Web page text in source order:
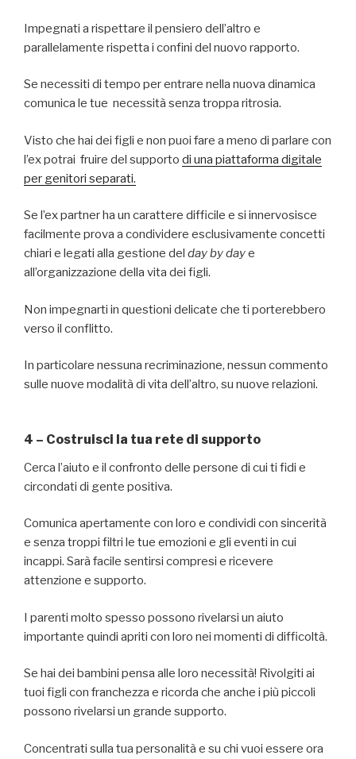
Impegnati a rispettare il pensiero dell’altro e
parallelamente rispetta i confini del nuovo rapporto.
Se necessiti di tempo per entrare nella nuova dinamica
comunica le tue necessità senza troppa ritrosia.
Visto che hai dei figli e non puoi fare a meno di parlare con
l’ex potrai fruire del supporto di una piattaforma digitale
per genitori separati.
Se l’ex partner ha un carattere difficile e si innervosisce
facilmente prova a condividere esclusivamente concetti
chiari e legati alla gestione del day by daye
all’organizzazione della vita dei figli.
Non impegnarti in questioni delicate che ti porterebbero
verso il conflitto.
In particolare nessuna recriminazione, nessun commento
sulle nuove modalità di vita dell’altro, su nuove relazioni.
4 – Costruisci la tua rete di supporto
Cerca l’aiuto e il confronto delle persone di cui ti fidi e
circondati di gente positiva.
Comunica apertamente con loro e condividi con sincerità
e senza troppi filtri le tue emozioni e gli eventi in cui
incappi. Sarà facile sentirsi compresi e ricevere
attenzione e supporto.
I parenti molto spesso possono rivelarsi un aiuto
importante quindi apriti con loro nei momenti di difficoltà.
Se hai dei bambini pensa alle loro necessità! Rivolgiti ai
tuoi figli con franchezza e ricorda che anche i più piccoli
possono rivelarsi un grande supporto.
Concentrati sulla tua personalità e su chi vuoi essere ora